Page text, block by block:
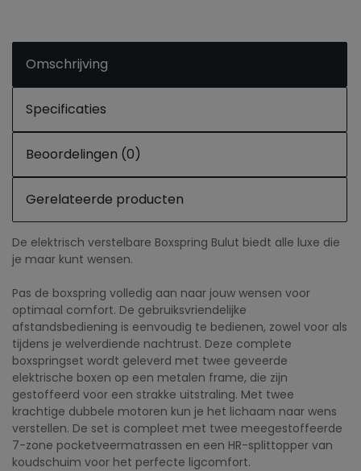
Omschrijving
Specificaties
Beoordelingen (0)
Gerelateerde producten
De elektrisch verstelbare Boxspring Bulut biedt alle luxe die
je maar kunt wensen.
Pas de boxspring volledig aan naar jouw wensen voor
optimaal comfort. De gebruiksvriendelijke
afstandsbediening is eenvoudig te bedienen, zowel voor als
tijdens je welverdiende nachtrust. Deze complete
boxspringset wordt geleverd met twee geveerde
elektrische boxen op een metalen frame, die zijn
gestoffeerd voor een strakke uitstraling. Met twee
krachtige dubbele motoren kun je het lichaam naar wens
verstellen. De set is compleet met twee meegestoffeerde
7-zone pocketveermatrassen en een HR-splittopper van
koudschuim voor het perfecte ligcomfort.